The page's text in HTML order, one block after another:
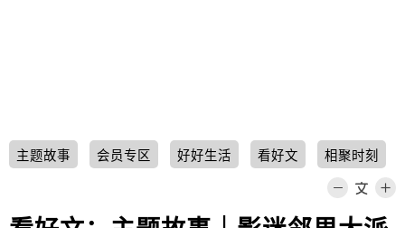
主题故事 会员专区 好好生活 看好文 相聚时刻